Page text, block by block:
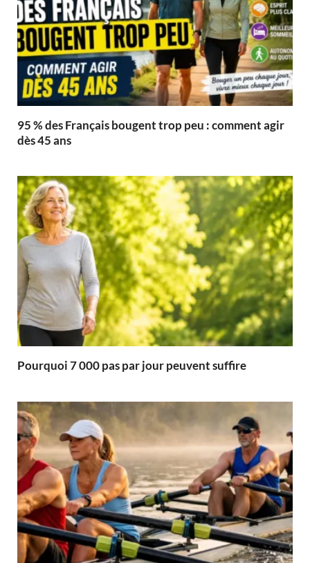
95 % des Français bougent trop peu : comment agir
dès 45 ans
Pourquoi 7 000 pas par jour peuvent suffire